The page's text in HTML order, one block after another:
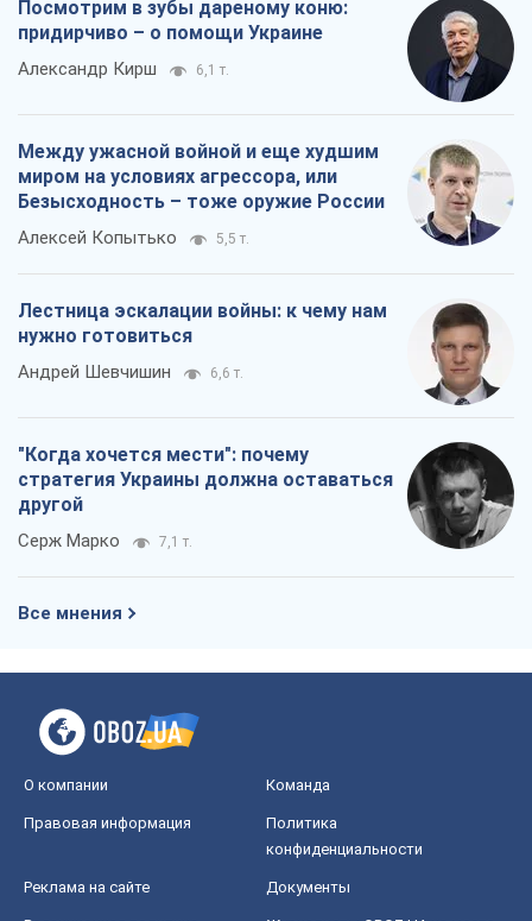
Посмотрим в зубы дареному коню:
придирчиво – о помощи Украине
Александр Кирш 6,1 т.
Между ужасной войной и еще худшим
миром на условиях агрессора, или
Безысходность – тоже оружие России
Алексей Копытько 5,5 т.
Лестница эскалации войны: к чему нам
нужно готовиться
Андрей Шевчишин 6,6 т.
"Когда хочется мести": почему
стратегия Украины должна оставаться
другой
Серж Марко 7,1 т.
Все мнения
О компании Команда
Правовая информация
Политика
конфиденциальности
Реклама на сайте Документы